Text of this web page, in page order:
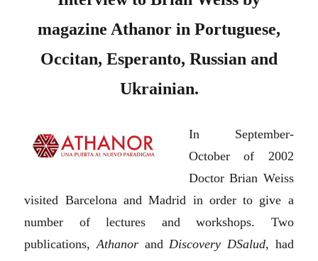
magazine Athanor in Portuguese,
Occitan, Esperanto, Russian and
Ukrainian.
In September-
October of 2002
Doctor Brian Weiss
visited Barcelona and Madrid in order to give a
number of lectures and workshops. Two
publications,Athanor andDiscovery DSalud, had